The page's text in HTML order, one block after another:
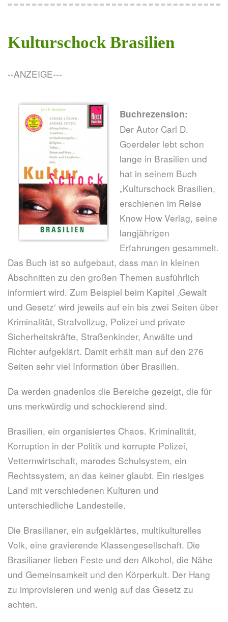
Kulturschock Brasilien
--ANZEIGE---
Buchrezension:
Der Autor Carl D.
Goerdeler lebt schon
lange in Brasilien und
hat in seinem Buch
„Kulturschock Brasilien,
erschienen im Reise
Know How Verlag, seine
langjährigen
Erfahrungen gesammelt.
Das Buch ist so aufgebaut, dass man in kleinen
Abschnitten zu den großen Themen ausführlich
informiert wird. Zum Beispiel beim Kapitel ‚Gewalt
und Gesetz‘ wird jeweils auf ein bis zwei Seiten über
Kriminalität, Strafvollzug, Polizei und private
Sicherheitskräfte, Straßenkinder, Anwälte und
Richter aufgeklärt. Damit erhält man auf den 276
Seiten sehr viel Information über Brasilien.
Da werden gnadenlos die Bereiche gezeigt, die für
uns merkwürdig und schockierend sind.
Brasilien, ein organisiertes Chaos. Kriminalität,
Korruption in der Politik und korrupte Polizei,
Vetternwirtschaft, marodes Schulsystem, ein
Rechtssystem, an das keiner glaubt. Ein riesiges
Land mit verschiedenen Kulturen und
unterschiedliche Landesteile.
Die Brasilianer, ein aufgeklärtes, multikulturelles
Volk, eine gravierende Klassengesellschaft. Die
Brasilianer lieben Feste und den Alkohol, die Nähe
und Gemeinsamkeit und den Körperkult. Der Hang
zu improvisieren und wenig auf das Gesetz zu
achten.